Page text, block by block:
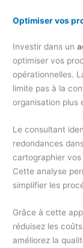
Optimiser vos
Investir dans un
optimiser vos
opérationnelles.
limite pas à la
organisation plus
Le consultant
redondances
cartographier
Cette analyse
simplifier les
Grâce à cette
réduisez les
améliorez la